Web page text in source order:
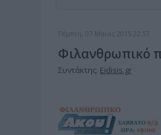
Πέμπτη, 07 Μαϊος 2015 22:57
Φιλανθρωπικό
Συντάκτης: Eidisis.gr